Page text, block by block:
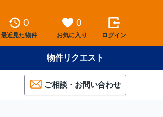
0
最近見た物件
0
お気に入り ログイン
物件リクエスト
ご相談・お問い合わせ